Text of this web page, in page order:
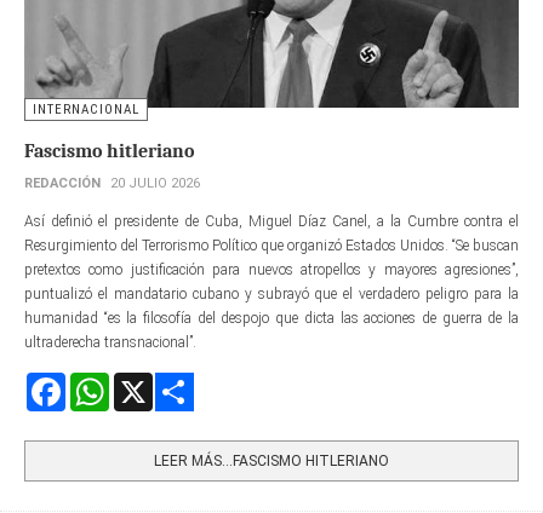
INTERNACIONAL
Fascismo hitleriano
REDACCIÓN 20 JULIO 2026
Así definió el presidente de Cuba, Miguel Díaz Canel, a la Cumbre contra el
Resurgimiento del Terrorismo Político que organizó Estados Unidos. “Se buscan
pretextos como justificación para nuevos atropellos y mayores agresiones”,
puntualizó el mandatario cubano y subrayó que el verdadero peligro para la
humanidad “es la filosofía del despojo que dicta las acciones de guerra de la
ultraderecha transnacional”.
FacebookWhatsApp
LEER MÁS…FASCISMO HITLERIANO